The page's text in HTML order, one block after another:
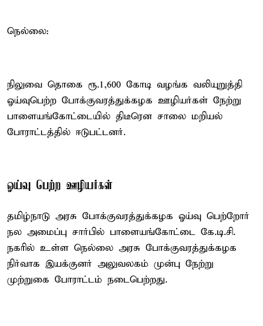
நெல்லை:
நிலுவை தொகை ரூ.1,600 கோடி வழங்க வலியுறுத்தி
ஓய்வுபெற்ற போக்குவரத்துக்கழக ஊழியர்கள் நேற்று
பாளையங்கோட்டையில் திடீரென சாலை மறியல்
போராட்டத்தில் ஈடுபட்டனர்.
ஓய்வு பெற்ற ஊழியர்கள்
தமிழ்நாடு அரசு போக்குவரத்துக்கழக ஓய்வு பெற்றோர்
நல அமைப்பு சார்பில் பாளையங்கோட்டை கே.டி.சி.
நகரில் உள்ள நெல்லை அரசு போக்குவரத்துக்கழக
நிர்வாக இயக்குனர் அலுவலகம் முன்பு நேற்று
முற்றுகை போராட்டம் நடைபெற்றது.